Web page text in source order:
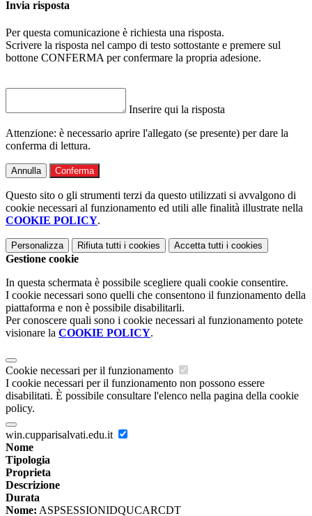
Invia risposta
Per questa comunicazione è richiesta una risposta.
Scrivere la risposta nel campo di testo sottostante e premere sul
bottone CONFERMA per confermare la propria adesione.
Inserire qui la risposta
Attenzione: è necessario aprire l'allegato (se presente) per dare la
conferma di lettura.
Annulla Conferma
Questo sito o gli strumenti terzi da questo utilizzati si avvalgono di
cookie necessari al funzionamento ed utili alle finalità illustrate nella
COOKIE POLICY.
Personalizza Rifiuta tutti i cookies Accetta tutti i cookies
Gestione cookie
In questa schermata è possibile scegliere quali cookie consentire.
I cookie necessari sono quelli che consentono il funzionamento della
piattaforma e non è possibile disabilitarli.
Per conoscere quali sono i cookie necessari al funzionamento potete
visionare la COOKIE POLICY.
Cookie necessari per il funzionamento
I cookie necessari per il funzionamento non possono essere
disabilitati. È possibile consultare l'elenco nella pagina della cookie
policy.
win.cupparisalvati.edu.it
Nome
Tipologia
Proprieta
Descrizione
Durata
Nome: ASPSESSIONIDQUCARCDT